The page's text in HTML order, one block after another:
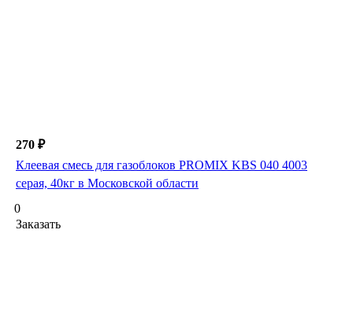
270 ₽
Клеевая смесь для газоблоков PROMIX KBS 040 4003
серая, 40кг в Московской области
0
Заказать